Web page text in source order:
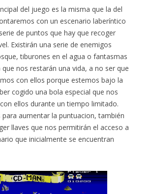
del juego es la misma que la del
con un escenario laberíntico
de puntos que hay que recoger
Existirán una serie de enemigos
tiburones en el agua o fantasmas
nos restarán una vida, a no ser que
con ellos porque estemos bajo la
cogido una bola especial que nos
ellos durante un tiempo limitado.
aumentar la puntuacion, también
llaves que nos permitirán el acceso a
que inicialmente se encuentran